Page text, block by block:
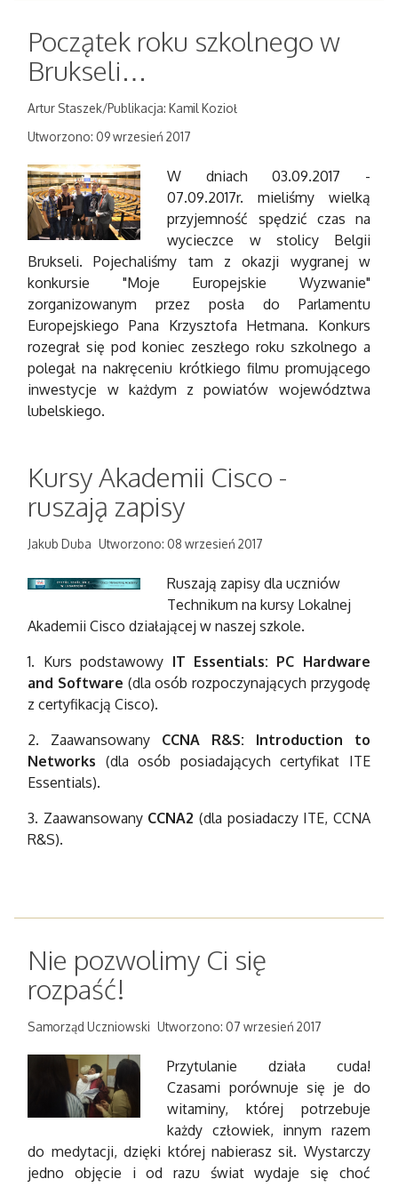
Początek roku szkolnego w
Brukseli…
Artur Staszek/Publikacja: Kamil Kozioł
Utworzono: 09 wrzesień 2017
W dniach 03.09.2017 -
07.09.2017r. mieliśmy wielką
przyjemność spędzić czas na
wycieczce w stolicy Belgii
Brukseli. Pojechaliśmy tam z okazji wygranej w
konkursie "Moje Europejskie Wyzwanie"
zorganizowanym przez posła do Parlamentu
Europejskiego Pana Krzysztofa Hetmana. Konkurs
rozegrał się pod koniec zeszłego roku szkolnego a
polegał na nakręceniu krótkiego filmu promującego
inwestycje w każdym z powiatów województwa
lubelskiego.
Kursy Akademii Cisco -
ruszają zapisy
Jakub Duba Utworzono: 08 wrzesień 2017
Ruszają zapisy dla uczniów
Technikum na kursy Lokalnej
Akademii Cisco działającej w naszej szkole.
1. Kurs podstawowy IT Essentials: PC Hardware
and Software (dla osób rozpoczynających przygodę
z certyfikacją Cisco).
2. Zaawansowany CCNA R&S: Introduction to
Networks (dla osób posiadających certyfikat ITE
Essentials).
3. ZaawansowanyCCNA2 (dla posiadaczy ITE, CCNA
R&S).
Nie pozwolimy Ci się
rozpaść!
Samorząd Uczniowski Utworzono: 07 wrzesień 2017
Przytulanie działa cuda!
Czasami porównuje się je do
witaminy, której potrzebuje
każdy człowiek, innym razem
do medytacji, dzięki której nabierasz sił. Wystarczy
jedno objęcie i od razu świat wydaje się choć